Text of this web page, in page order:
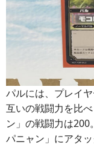
パルには、プレイ
互いの戦闘力を比
ン」の戦闘力は
パニャン」にアタッ